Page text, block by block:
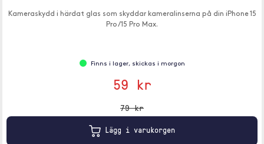
Kameraskydd i härdat glas som skyddar kameralinserna på din iPhone 15
Pro/15 Pro Max.
Finns i lager, skickas i morgon
59 kr
79 kr
Lägg i varukorgen